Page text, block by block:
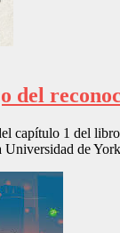
del
1 del libro
Universidad de